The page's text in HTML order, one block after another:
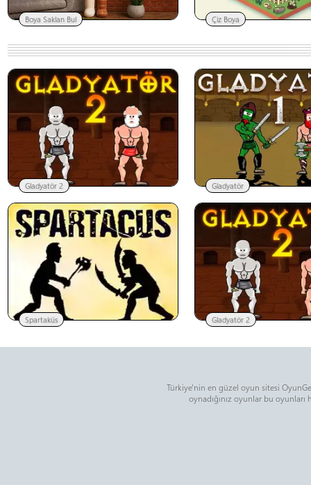
Boya Saklan Bul Çiz Boya
Gladyatör 2 Gladyatör
Spartaküs Gladyatör 2
Türkiye'nin en güzel oyun sitesi
oynadığınız oyunlar bu